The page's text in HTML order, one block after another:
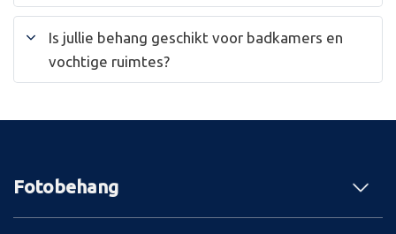
Is jullie behang geschikt voor badkamers en
vochtige ruimtes?
Fotobehang